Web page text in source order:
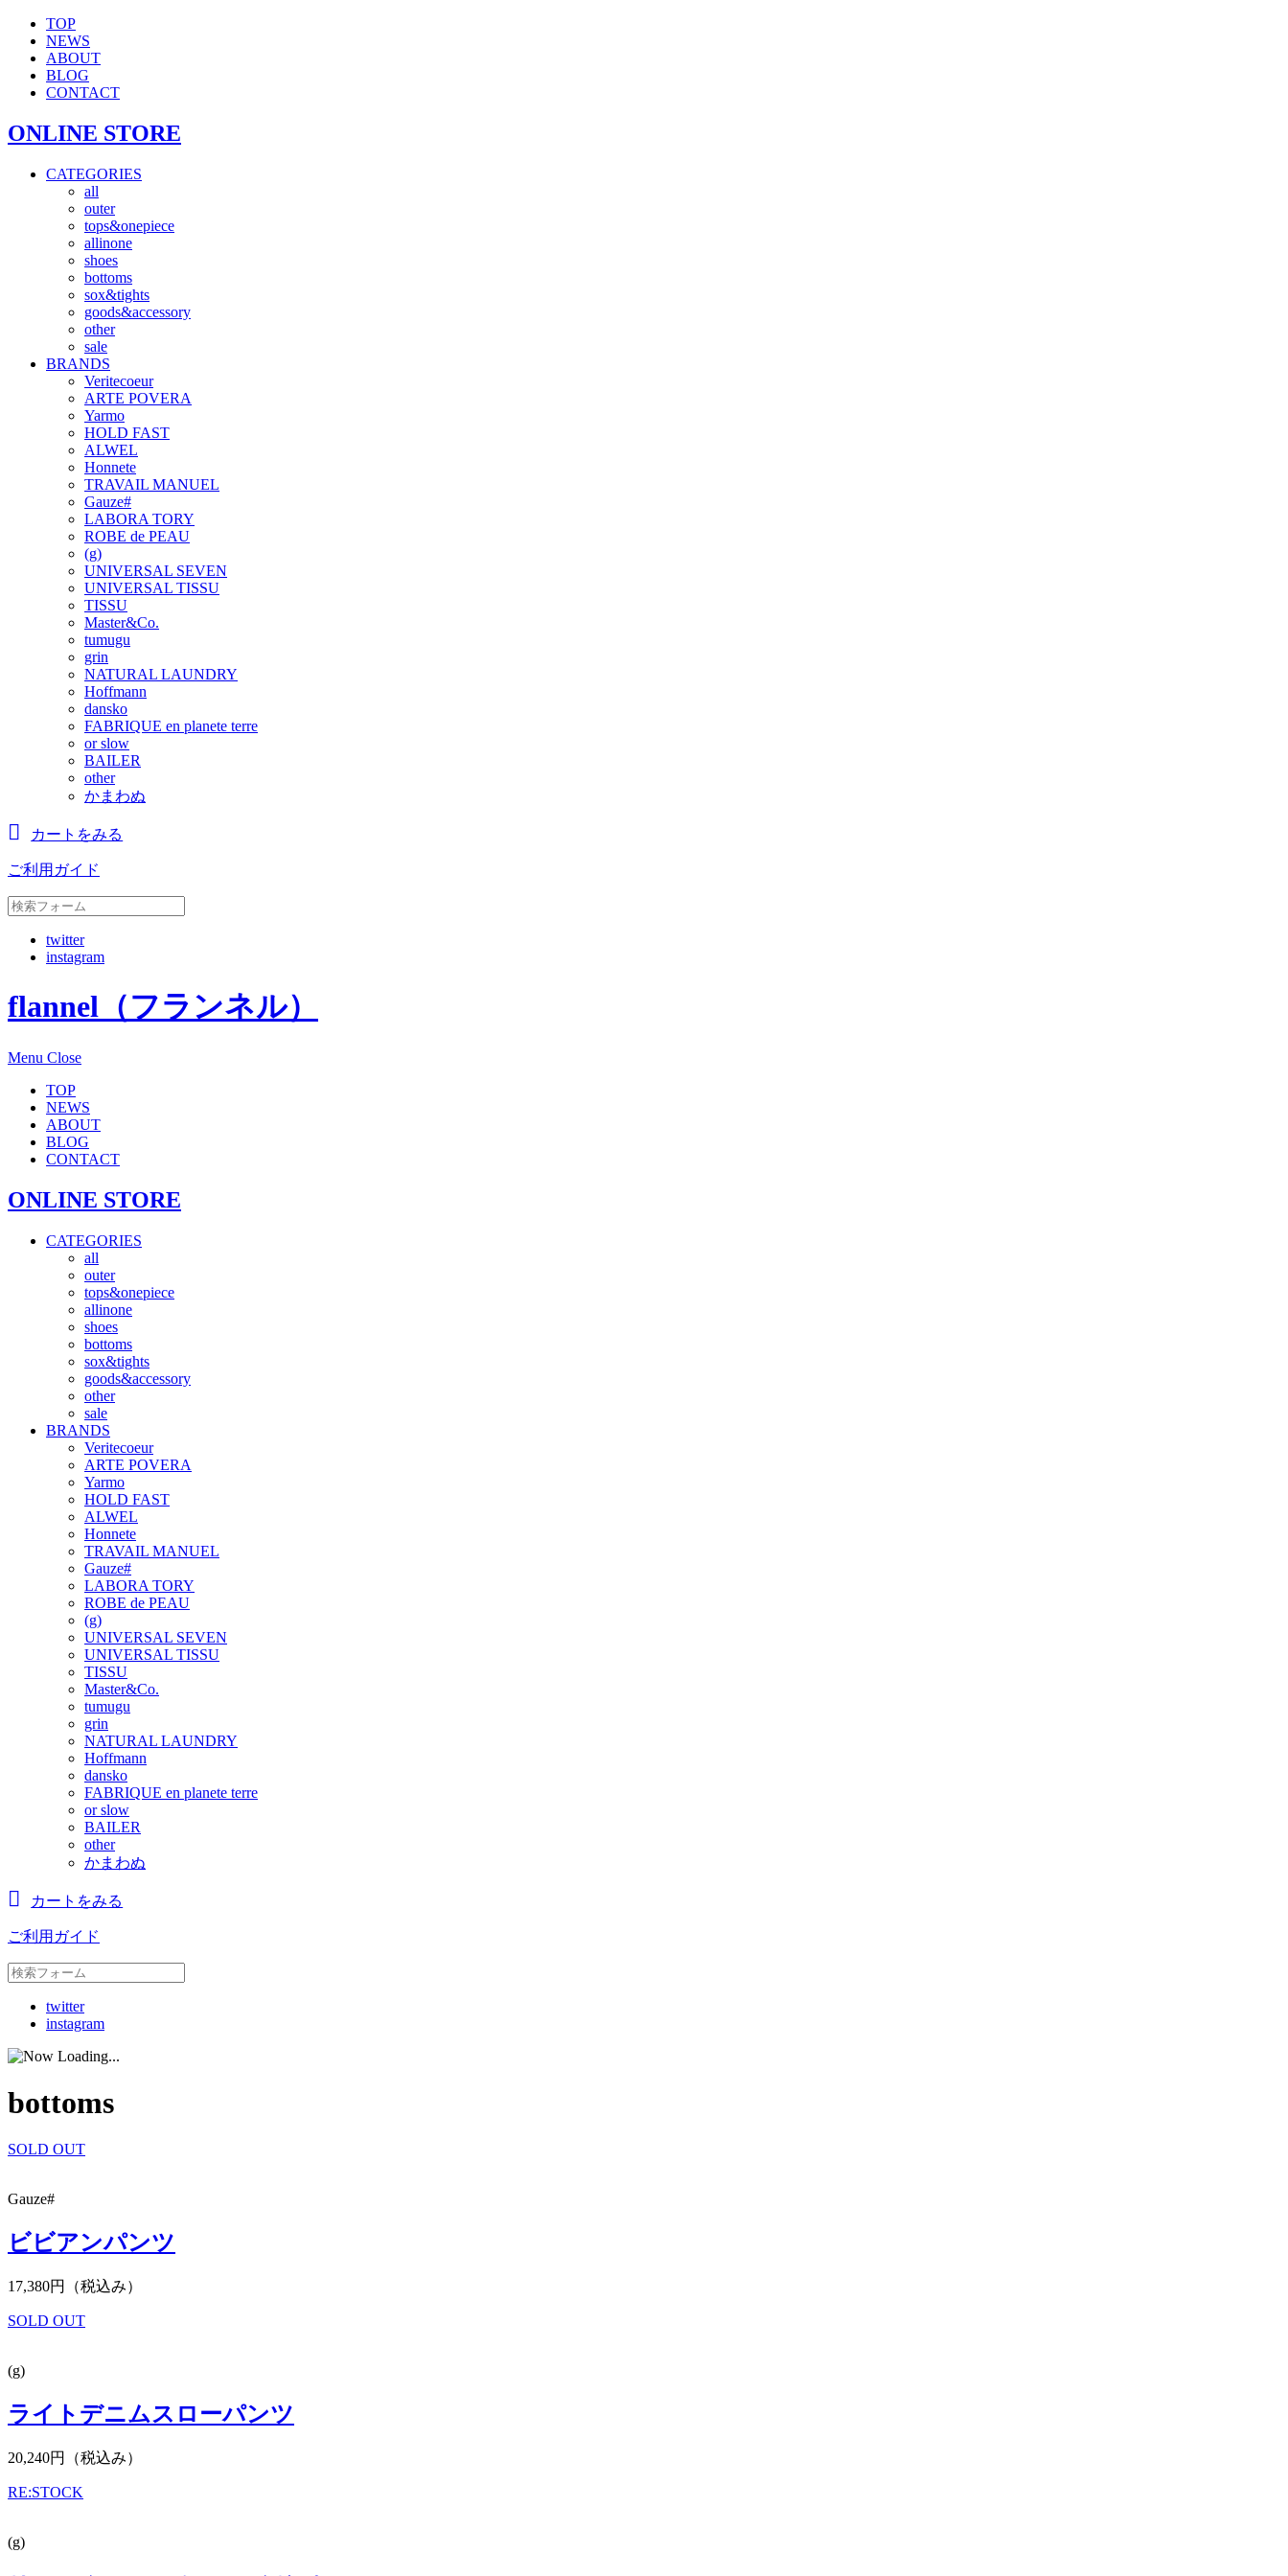
TOP
NEWS
ABOUT
BLOG
CONTACT
ONLINE STORE
CATEGORIES
all
outer
tops&onepiece
allinone
shoes
bottoms
sox&tights
goods&accessory
other
sale
BRANDS
Veritecoeur
ARTE POVERA
Yarmo
HOLD FAST
ALWEL
Honnete
TRAVAIL MANUEL
Gauze#
LABORA TORY
ROBE de PEAU
(g)
UNIVERSAL SEVEN
UNIVERSAL TISSU
TISSU
Master&Co.
tumugu
grin
NATURAL LAUNDRY
Hoffmann
dansko
FABRIQUE en planete terre
or slow
BAILER
other
かまわぬ
カートをみる
ご利用ガイド
twitter
instagram
flannel（フランネル）
Menu Close
TOP
NEWS
ABOUT
BLOG
CONTACT
ONLINE STORE
CATEGORIES
all
outer
tops&onepiece
allinone
shoes
bottoms
sox&tights
goods&accessory
other
sale
BRANDS
Veritecoeur
ARTE POVERA
Yarmo
HOLD FAST
ALWEL
Honnete
TRAVAIL MANUEL
Gauze#
LABORA TORY
ROBE de PEAU
(g)
UNIVERSAL SEVEN
UNIVERSAL TISSU
TISSU
Master&Co.
tumugu
grin
NATURAL LAUNDRY
Hoffmann
dansko
FABRIQUE en planete terre
or slow
BAILER
other
かまわぬ
カートをみる
ご利用ガイド
twitter
instagram
bottoms
SOLD OUT
Gauze#
ビビアンパンツ
17,380円（税込み）
SOLD OUT
(g)
ライトデニムスローパンツ
20,240円（税込み）
RE:STOCK
(g)